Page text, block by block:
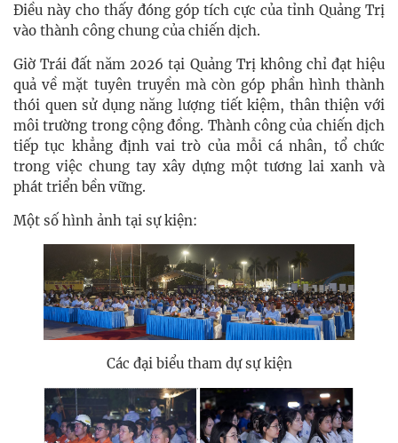
Điều này cho thấy đóng góp tích cực của tỉnh Quảng Trị
vào thành công chung của chiến dịch.
Giờ Trái đất năm 2026 tại Quảng Trị không chỉ đạt hiệu
quả về mặt tuyên truyền mà còn góp phần hình thành
thói quen sử dụng năng lượng tiết kiệm, thân thiện với
môi trường trong cộng đồng. Thành công của chiến dịch
tiếp tục khẳng định vai trò của mỗi cá nhân, tổ chức
trong việc chung tay xây dựng một tương lai xanh và
phát triển bền vững.
Một số hình ảnh tại sự kiện:
Các đại biểu tham dự sự kiện